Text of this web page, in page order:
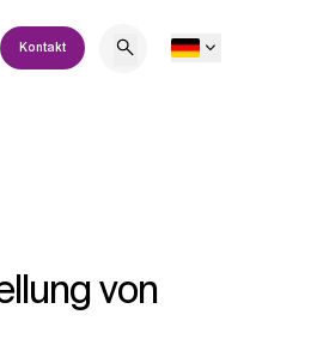
Kontakt
von